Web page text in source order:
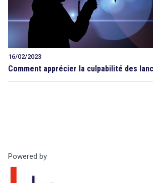
16/02/2023
Comment apprécier la culpabilité des
Powered by